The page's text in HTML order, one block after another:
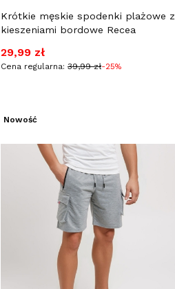
Krótkie męskie spodenki plażowe z
kieszeniami bordowe Recea
Cena promocyjna
29,99 zł
Cena regularna: 39,99 zł-25%
Nowość